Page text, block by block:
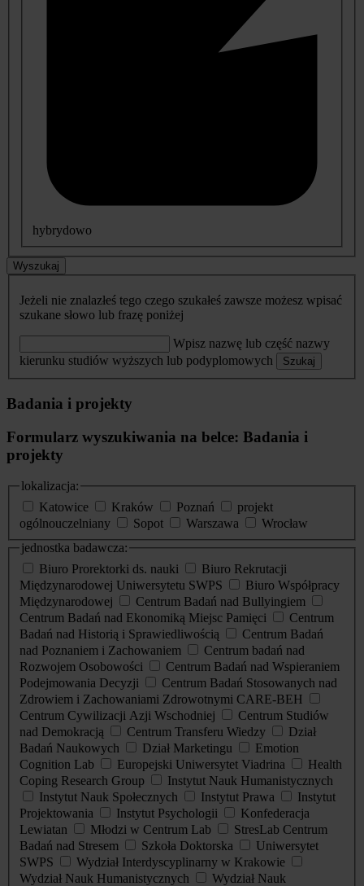
hybrydowo
Wyszukaj
Jeżeli nie znalazłeś tego czego szukałeś zawsze możesz wpisać
szukane słowo lub frazę poniżej
Wpisz nazwę lub część nazwy
kierunku studiów wyższych lub podyplomowych
Szukaj
Badania i projekty
Formularz wyszukiwania na belce: Badania i
projekty
lokalizacja:
Katowice
Kraków Poznań
projekt
ogólnouczelniany
Sopot Warszawa
Wrocław
jednostka badawcza:
Biuro Prorektorki ds. nauki
Biuro Rekrutacji
Międzynarodowej Uniwersytetu SWPS
Biuro Współpracy
Międzynarodowej
Centrum Badań nad Bullyingiem
Centrum Badań nad Ekonomiką Miejsc Pamięci
Centrum
Badań nad Historią i Sprawiedliwością
Centrum Badań
nad Poznaniem i Zachowaniem
Centrum badań nad
Rozwojem Osobowości
Centrum Badań nad Wspieraniem
Podejmowania Decyzji
Centrum Badań Stosowanych nad
Zdrowiem i Zachowaniami Zdrowotnymi CARE-BEH
Centrum Cywilizacji Azji Wschodniej
Centrum Studiów
nad Demokracją
Centrum Transferu Wiedzy
Dział
Badań Naukowych
Dział Marketingu
Emotion
Cognition Lab
Europejski Uniwersytet Viadrina
Health
Coping Research Group
Instytut Nauk Humanistycznych
Instytut Nauk Społecznych
Instytut Prawa
Instytut
Projektowania
Instytut Psychologii
Konfederacja
Lewiatan
Młodzi w Centrum Lab
StresLab Centrum
Badań nad Stresem
Szkoła Doktorska
Uniwersytet
SWPS
Wydział Interdyscyplinarny w Krakowie
Wydział Nauk Humanistycznych
Wydział Nauk